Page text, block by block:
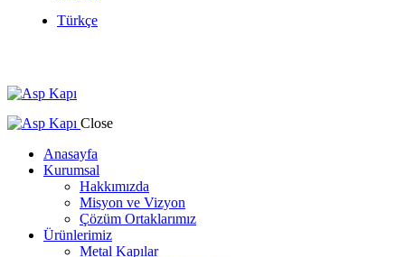
Türkçe
Close
Anasayfa
Kurumsal
Hakkımızda
Misyon ve Vizyon
Çözüm Ortaklarımız
Ürünlerimiz
Metal Kapılar